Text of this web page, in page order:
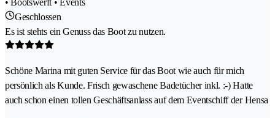
• Bootswerft • Events
Geschlossen
Es ist stehts ein Genuss das Boot zu nutzen.
Schöne Marina mit guten Service für das Boot wie auch für mich
persönlich als Kunde. Frisch gewaschene Badetücher inkl. :-) Hatte
auch schon einen tollen Geschäftsanlass auf dem Eventschiff der Hensa